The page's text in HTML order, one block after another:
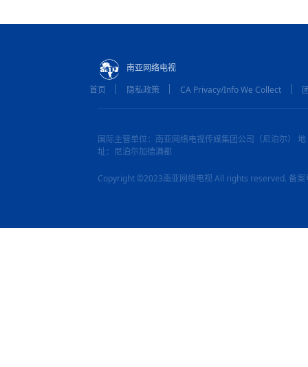
南亚网络电视
首页
隐私政策 CA Privacy/Info We Collect
国际主营单位：南亚网络电视传媒集团公司（尼泊尔） 地
址：尼泊尔加德满都
Copyright ©2023南亚网络电视 All rights reserved. 备